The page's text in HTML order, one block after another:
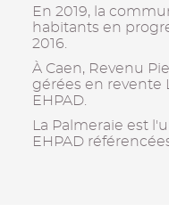
En 2019, la
habitants en
2016.
À Caen, Revenu
gérées en revente
EHPAD.
La Palmeraie est
EHPAD